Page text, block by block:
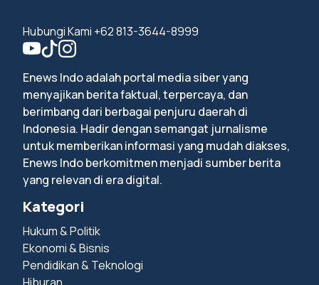
Hubungi Kami +62 813-3644-8999
Enews Indo adalah portal media siber yang
menyajikan berita faktual, terpercaya, dan
berimbang dari berbagai penjuru daerah di
Indonesia. Hadir dengan semangat jurnalisme
untuk memberikan informasi yang mudah diakses,
Enews Indo berkomitmen menjadi sumber berita
yang relevan di era digital.
Kategori
Hukum & Politik
Ekonomi & Bisnis
Pendidikan & Teknologi